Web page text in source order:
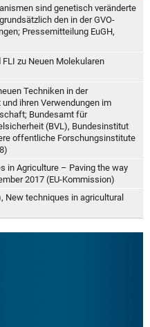
sind genetisch veränderte
den in der GVO-
Pressemitteilung EuGH,
zu Neuen Molekularen
Techniken in der
ihren Verwendungen im
Bundesamt für
(BVL), Bundesinstitut
offentliche Forschungsinstitute
in Agriculture – Paving the way
2017 (EU-Kommission)
New techniques in agricultural